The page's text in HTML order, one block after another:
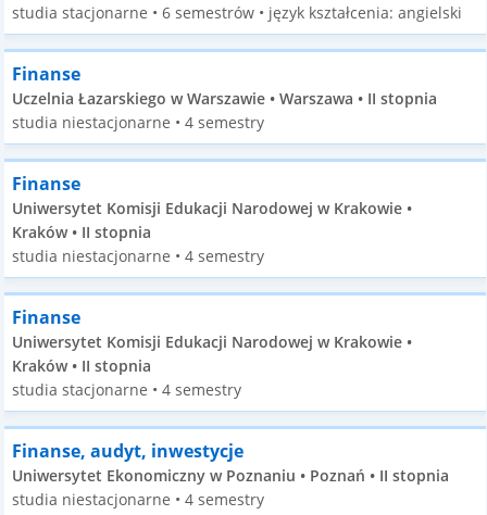
studia stacjonarne • 6 semestrów • język kształcenia: angielski
Finanse
Uczelnia Łazarskiego w Warszawie • Warszawa • II stopnia
studia niestacjonarne • 4 semestry
Finanse
Uniwersytet Komisji Edukacji Narodowej w Krakowie •
Kraków • II stopnia
studia niestacjonarne • 4 semestry
Finanse
Uniwersytet Komisji Edukacji Narodowej w Krakowie •
Kraków • II stopnia
studia stacjonarne • 4 semestry
Finanse, audyt, inwestycje
Uniwersytet Ekonomiczny w Poznaniu • Poznań • II stopnia
studia niestacjonarne • 4 semestry